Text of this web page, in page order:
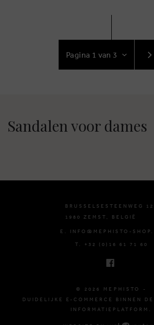
NAAR
Sandalen voor dames
BRUSSELSESTEENWEG
1980 ZEMST, BELGIË
E. INFO@MEPHISTO-
T. +32 (0)16 61 71 60
© 2026 MEPHISTO -
DUIDELIJKE E-COMMERCE BINNEN
INFORMATIEPLATFORM.